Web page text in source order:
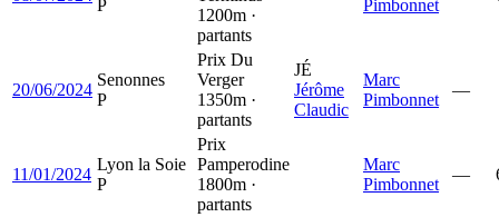
P
1200m ·
partants
Pimbonnet
20/06/2024
Senonnes
P
Prix Du
Verger
1350m ·
partants
JÉ
Jérôme
Claudic
Marc
Pimbonnet
—
11/01/2024
Lyon la Soie
P
Prix
Pamperodine
1800m ·
partants
Marc
Pimbonnet
—